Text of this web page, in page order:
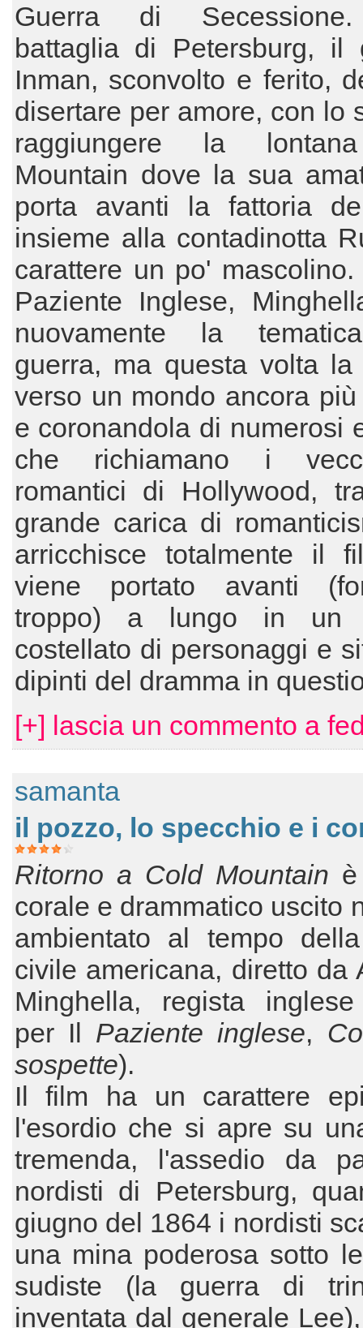
Guerra di
battaglia di Petersburg, il
Inman, sconvolto e ferito,
disertare per amore, con lo
raggiungere la
Mountain dove la sua
porta avanti la fattoria
insieme alla contadinotta
carattere un po'
Paziente Inglese,
nuovamente la
guerra, ma questa volta la
verso un mondo ancora
e coronandola di numerosi
che richiamano i
romantici di Hollywood,
grande carica di
arricchisce totalmente il
viene portato avanti
troppo) a lungo in un
costellato di personaggi e
dipinti del dramma in
[+] lascia un commento a
samanta
il pozzo, lo specchio e i
Ritorno a Cold Mountain
corale e drammatico uscito
ambientato al tempo
civile americana, diretto da
Minghella, regista
per Il Paziente inglese,
sospette).
Il film ha un carattere
l'esordio che si apre su
tremenda, l'assedio da
nordisti di Petersburg,
giugno del 1864 i nordisti
una mina poderosa sotto
sudiste (la guerra di
inventata dal generale